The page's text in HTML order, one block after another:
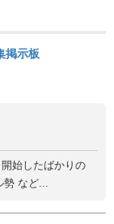
掲示板
始したばかりの
勢 など...